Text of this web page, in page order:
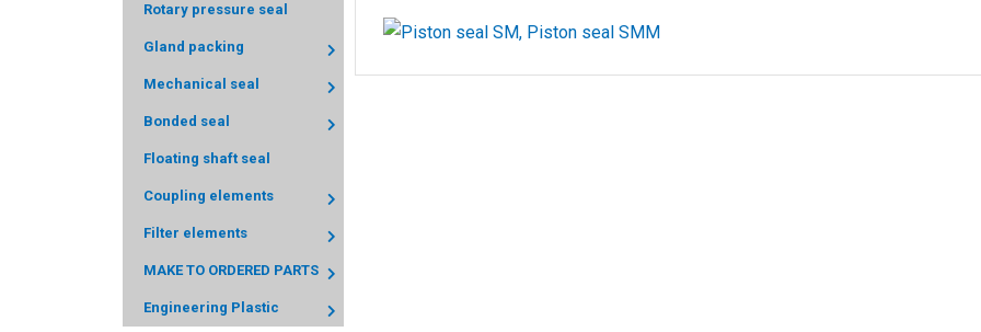
Rotary pressure seal
Gland packing
Mechanical seal
Bonded seal
Floating shaft seal
Coupling elements
Filter elements
MAKE TO ORDERED PARTS
Engineering Plastic